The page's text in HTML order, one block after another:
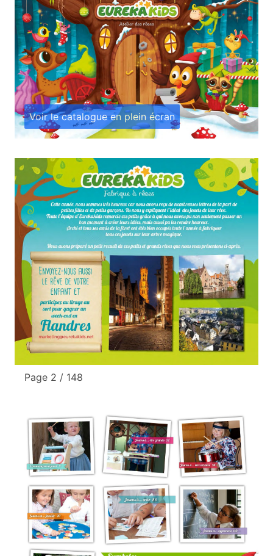
Voir le catalogue en plein écran
Page 2 / 148